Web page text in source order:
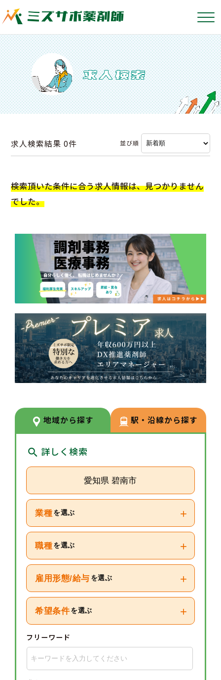
求人検索結果0件 並び順
検索頂いた条件に合う求人情報は、見つかりません
でした。
地域から探す 駅・沿線から探す
詳しく検索
愛知県 碧南市
業種 を選ぶ +
職種 を選ぶ +
雇用形態/給与 を選ぶ +
希望条件 を選ぶ +
フリーワード